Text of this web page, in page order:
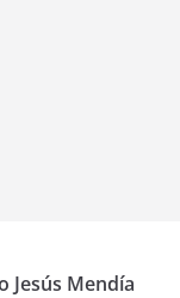
Jesús Mendía